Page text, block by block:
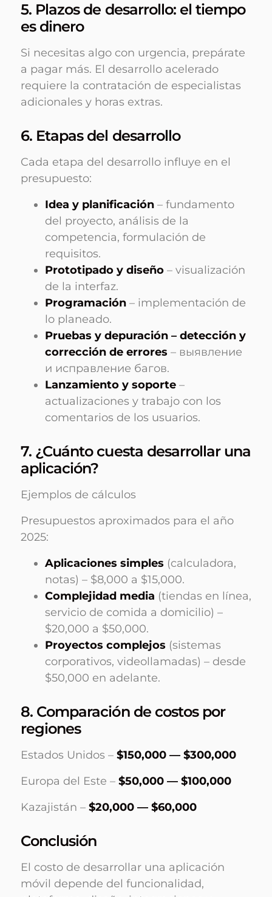
5. Plazos de desarrollo: el tiempo
es dinero
Si necesitas algo con urgencia, prepárate
a pagar más. El desarrollo acelerado
requiere la contratación de especialistas
adicionales y horas extras.
6. Etapas del desarrollo
Cada etapa del desarrollo influye en el
presupuesto:
Idea y planificación – fundamento
del proyecto, análisis de la
competencia, formulación de
requisitos.
Prototipado y diseño – visualización
de la interfaz.
Programación – implementación de
lo planeado.
Pruebas y depuración – detección y
corrección de errores – выявление
и исправление багов.
Lanzamiento y soporte –
actualizaciones y trabajo con los
comentarios de los usuarios.
7. ¿Cuánto cuesta desarrollar una
aplicación?
Ejemplos de cálculos
Presupuestos aproximados para el año
2025:
Aplicaciones simples (calculadora,
notas) – $8,000 a $15,000.
Complejidad media (tiendas en línea,
servicio de comida a domicilio) –
$20,000 a $50,000.
Proyectos complejos (sistemas
corporativos, videollamadas) – desde
$50,000 en adelante.
8. Comparación de costos por
regiones
Estados Unidos – $150,000 — $300,000
Europa del Este – $50,000 — $100,000
Kazajistán – $20,000 — $60,000
Conclusión
El costo de desarrollar una aplicación
móvil depende del funcionalidad,